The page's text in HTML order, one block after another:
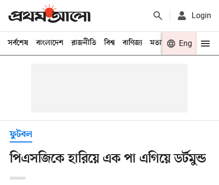
Login
সর্বশেষ বাংলাদেশ রাজনীতি বিশ্ব বাণিজ্য মতামত খেলা
Eng
ফুটবল
পিএসজিকে হারিয়ে এক পা এগিয়ে ডর্টমুন্ড